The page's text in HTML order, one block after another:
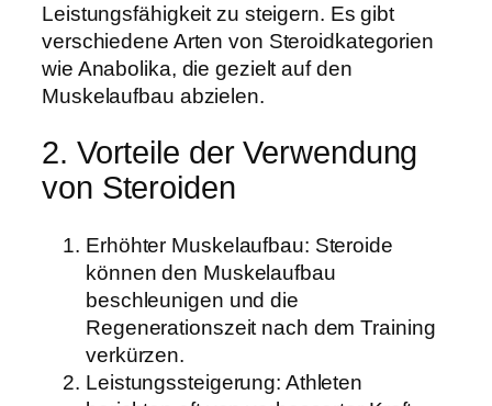
Leistungsfähigkeit zu steigern. Es gibt
verschiedene Arten von Steroidkategorien
wie Anabolika, die gezielt auf den
Muskelaufbau abzielen.
2. Vorteile der Verwendung
von Steroiden
Erhöhter Muskelaufbau: Steroide
können den Muskelaufbau
beschleunigen und die
Regenerationszeit nach dem Training
verkürzen.
Leistungssteigerung: Athleten